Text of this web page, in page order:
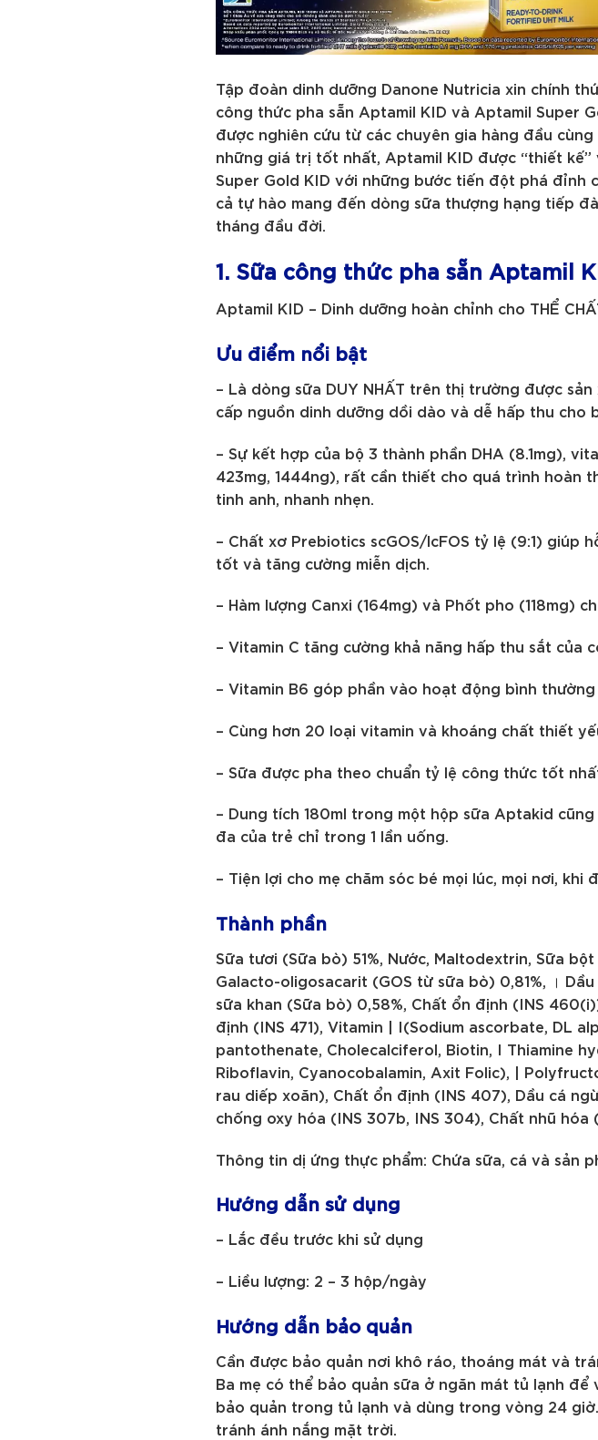
Tập đoàn dinh dưỡng Danone Nutricia xin chính
công thức pha sẵn Aptamil KID và Aptamil Super
được nghiên cứu từ các chuyên gia hàng đầu
những giá trị tốt nhất, Aptamil KID được “thiết
Super Gold KID với những bước tiến đột phá
cả tự hào mang đến dòng sữa thượng hạng tiếp
tháng đầu đời.
1. Sữa công thức pha sẵn Aptamil
Aptamil KID – Dinh dưỡng hoàn chỉnh cho THỂ
Ưu điểm nổi bật
– Là dòng sữa DUY NHẤT trên thị trường được
cấp nguồn dinh dưỡng dồi dào và dễ hấp thu cho
– Sự kết hợp của bộ 3 thành phần DHA (8.1mg),
423mg, 1444ng), rất cần thiết cho quá trình hoàn
tinh anh, nhanh nhẹn.
– Chất xơ Prebiotics scGOS/lcFOS tỷ lệ (9:1) giúp
tốt và tăng cường miễn dịch.
– Hàm lượng Canxi (164mg) và Phốt pho (118mg)
– Vitamin C tăng cường khả năng hấp thu sắt của
– Vitamin B6 góp phần vào hoạt động bình thường
– Cùng hơn 20 loại vitamin và khoáng chất thiết
– Sữa được pha theo chuẩn tỷ lệ công thức tốt
– Dung tích 180ml trong một hộp sữa Aptakid
đa của trẻ chỉ trong 1 lần uống.
– Tiện lợi cho mẹ chăm sóc bé mọi lúc, mọi nơi, khi
Thành phần
Sữa tươi (Sữa bò) 51%, Nước, Maltodextrin, Sữa
Galacto-oligosacarit (GOS từ sữa bò) 0,81%, ।
sữa khan (Sữa bò) 0,58%, Chất ổn định (INS
định (INS 471), Vitamin | I(Sodium ascorbate, DL
pantothenate, Cholecalciferol, Biotin, I Thiamine
Riboflavin, Cyanocobalamin, Axit Folic), |
rau diếp xoăn), Chất ổn định (INS 407), Dầu cá
chống oxy hóa (INS 307b, INS 304), Chất nhũ hóa
Thông tin dị ứng thực phẩm: Chứa sữa, cá và sản
Hướng dẫn sử dụng
– Lắc đều trước khi sử dụng
– Liều lượng: 2 – 3 hộp/ngày
Hướng dẫn bảo quản
Cần được bảo quản nơi khô ráo, thoáng mát và
Ba mẹ có thể bảo quản sữa ở ngăn mát tủ lạnh
bảo quản trong tủ lạnh và dùng trong vòng 24
tránh ánh nắng mặt trời.